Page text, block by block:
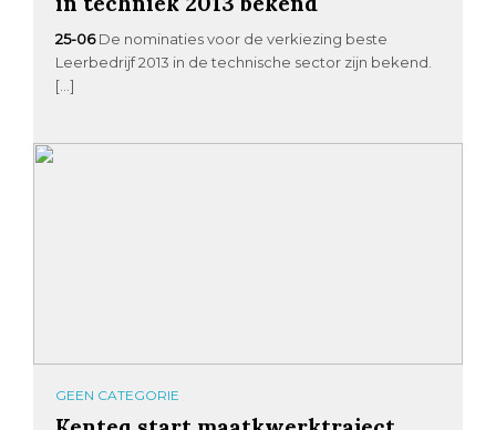
25-06 De nominaties voor de verkiezing beste
Leerbedrijf 2013 in de technische sector zijn bekend.
[…]
GEEN CATEGORIE